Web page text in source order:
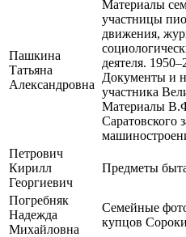
Пашкина
Татьяна
Александровна
Материалы
участницы
движения,
деятеля.
Документы и
участника
Материалы
Саратовского
Петрович
Кирилл
Георгиевич
Предметы
Погребняк
Надежда
Михайловна
Семейные
купцов